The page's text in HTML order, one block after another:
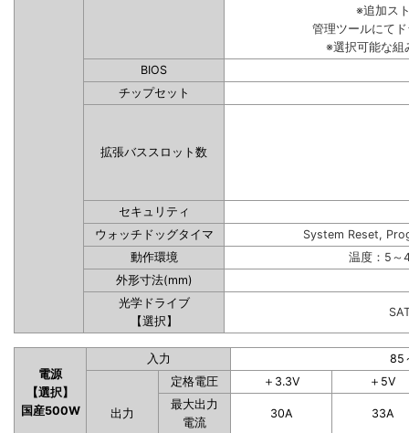
※追加ス
管理ツールにて
※選択可能な組
BIOS
チップセット
拡張バススロット数
セキュリティ
ウォッチドッグタイマ
System Reset,
動作環境
温度：5～
外形寸法(mm)
光学ドライブ
【選択】
電源
【選択】
国産500W
入力 85
出力
定格電圧 ＋3.3V
＋5V
最大出力
電流
30A 33A